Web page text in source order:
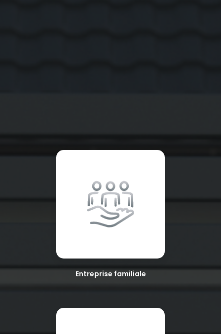
Entreprise familiale